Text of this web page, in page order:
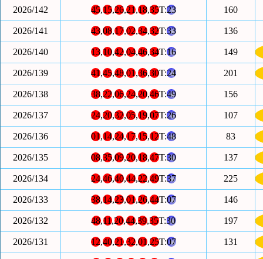
2026/142 45,15,26,21,18,35T:23 160
2026/141 43,08,17,02,34,32T:33 136
2026/140 13,10,42,04,46,34T:16 149
2026/139 41,45,48,01,36,30T:24 201
2026/138 38,22,06,24,20,46T:49 156
2026/137 24,20,32,05,19,07T:26 107
2026/136 01,14,24,17,15,12T:48 83
2026/135 08,35,09,20,18,47T:30 137
2026/134 24,46,40,44,22,49T:37 225
2026/133 38,14,23,01,26,44T:07 146
2026/132 48,11,20,44,39,35T:30 197
2026/131 12,40,21,32,01,25T:07 131